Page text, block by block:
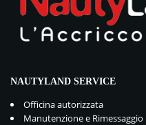
NAUTYLAND SERVICE
Officina autorizzata
Manutenzione e Rimessaggio